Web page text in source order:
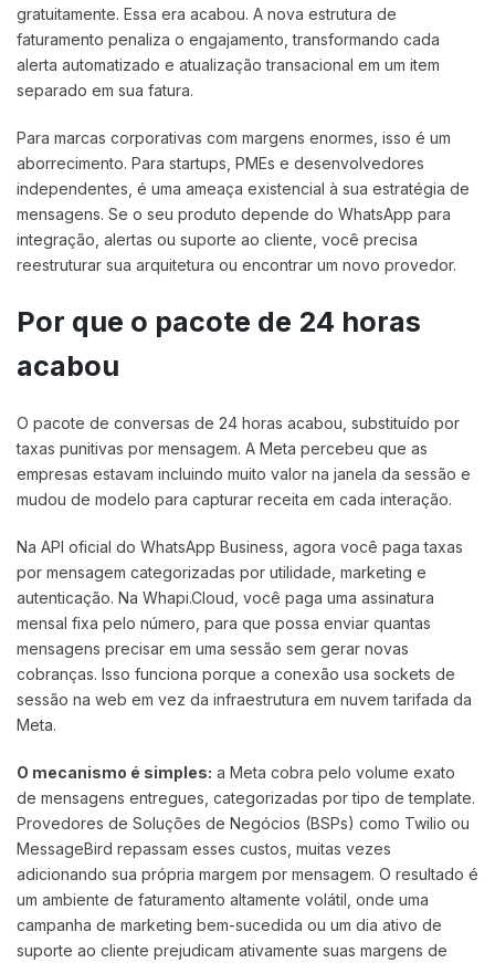
gratuitamente. Essa era acabou. A nova estrutura de
faturamento penaliza o engajamento, transformando cada
alerta automatizado e atualização transacional em um item
separado em sua fatura.
Para marcas corporativas com margens enormes, isso é um
aborrecimento. Para startups, PMEs e desenvolvedores
independentes, é uma ameaça existencial à sua estratégia de
mensagens. Se o seu produto depende do WhatsApp para
integração, alertas ou suporte ao cliente, você precisa
reestruturar sua arquitetura ou encontrar um novo provedor.
Por que o pacote de 24 horas
acabou
O pacote de conversas de 24 horas acabou, substituído por
taxas punitivas por mensagem. A Meta percebeu que as
empresas estavam incluindo muito valor na janela da sessão e
mudou de modelo para capturar receita em cada interação.
Na API oficial do WhatsApp Business, agora você paga taxas
por mensagem categorizadas por utilidade, marketing e
autenticação. Na Whapi.Cloud, você paga uma assinatura
mensal fixa pelo número, para que possa enviar quantas
mensagens precisar em uma sessão sem gerar novas
cobranças. Isso funciona porque a conexão usa sockets de
sessão na web em vez da infraestrutura em nuvem tarifada da
Meta.
O mecanismo é simples: a Meta cobra pelo volume exato
de mensagens entregues, categorizadas por tipo de template.
Provedores de Soluções de Negócios (BSPs) como Twilio ou
MessageBird repassam esses custos, muitas vezes
adicionando sua própria margem por mensagem. O resultado é
um ambiente de faturamento altamente volátil, onde uma
campanha de marketing bem-sucedida ou um dia ativo de
suporte ao cliente prejudicam ativamente suas margens de